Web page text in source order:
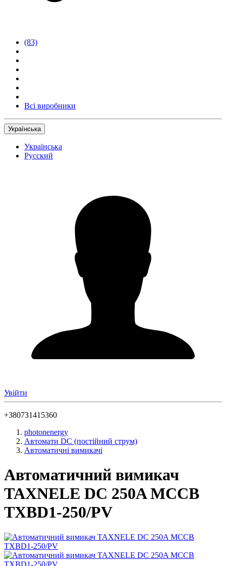
(83)
Всі виробники
Українська
Українська
Русский
Увійти
+380731415360
photonenergy
Автомати DC (постійний струм)
Автоматичні вимикачі
Автоматичний вимикач
TAXNELE DC 250A MCCB
TXBD1-250/PV